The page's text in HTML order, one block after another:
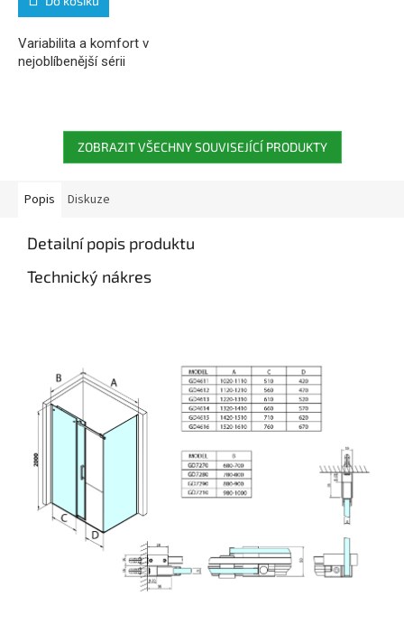
Variabilita a komfort v
nejoblíbenější sérii
ZOBRAZIT VŠECHNY SOUVISEJÍCÍ PRODUKTY
Popis Diskuze
Detailní popis produktu
Technický nákres